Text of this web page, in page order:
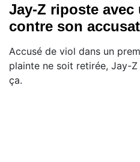
Jay-Z riposte avec
contre son
Accusé de viol dans un
plainte ne soit retirée, Jay-
ça.